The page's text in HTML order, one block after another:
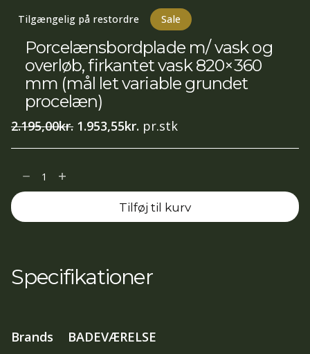
Tilgængelig på restordre Sale
Porcelænsbordplade m/ vask og
overløb, firkantet vask 820×360
mm (mål let variable grundet
procelæn)
2.195,00kr. Den
oprindelige
2.195,00kr..
1.953,55kr. Den
aktuelle
1.953,55kr..
pr.stk
Porcelænsbordplade
m/
vask
firkantet
vask
(mål
Tilføj til kurv
Specifikationer
Brands BADEVÆRELSE